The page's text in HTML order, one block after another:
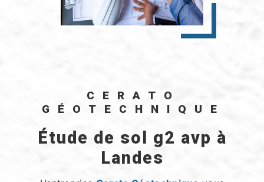
CERATO
GÉOTECHNIQUE
étude de sol g2 avp à
Landes